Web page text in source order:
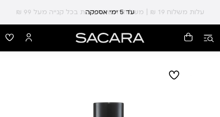
עלות משלוח 19 ₪ | משלוח חינם עד הבית בכל קנייה מעל 99 ₪ עד 5 ימי אספקה